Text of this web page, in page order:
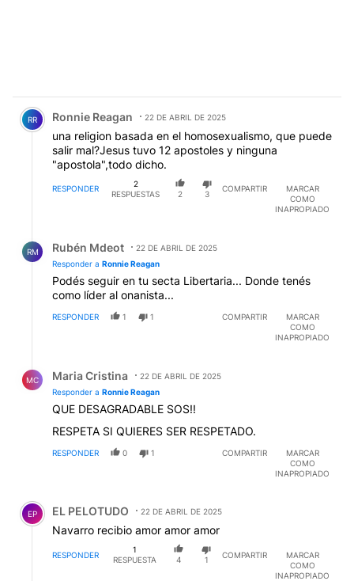
Comentario de Ronnie Reagan.
RR Ronnie Reagan 22 DE ABRIL DE 2025
una religion basada en el homosexualismo, que puede
salir mal?Jesus tuvo 12 apostoles y ninguna
"apostola",todo dicho.
RESPONDER
2
RESPUESTAS
2 3
COMPARTIR
MARCAR
COMO
INAPROPIADO
RM Rubén Mdeot
22 DE ABRIL DE 2025
Responder a Ronnie Reagan
Podés seguir en tu secta Libertaria... Donde tenés
como líder al onanista...
RESPONDER 1 1 COMPARTIR
MARCAR
COMO
INAPROPIADO
MC Maria Cristina
22 DE ABRIL DE 2025
Responder a Ronnie Reagan
QUE DESAGRADABLE SOS!!
RESPETA SI QUIERES SER RESPETADO.
RESPONDER 0 1 COMPARTIR
MARCAR
COMO
INAPROPIADO
Comentario de EL PELOTUDO.
EP EL PELOTUDO 22 DE ABRIL DE 2025
Navarro recibio amor amor amor
RESPONDER
1
RESPUESTA
4 1
COMPARTIR
MARCAR
COMO
INAPROPIADO